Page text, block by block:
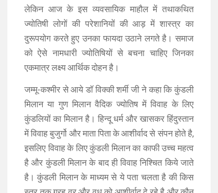
लेकिन आज के इस व्‍यवसायिक माहौल में तथाकथित
ज्‍योतिषी लोगों की परेशानियों की आड़ में शास्‍त्र का
दुरूपयोग करते हुए उनका फायदा उठाने लगते है। समाज
को ऐसे नामधारी ज्‍योतिषियों से बचना चाहिए जिनका
एकमात्र लक्ष्‍य आर्थिक दोहन है।
जम्मू-कश्मीर से आये डॉ विक्की शर्मी जी ने कहा कि कुंडली
मिलान या गुण मिलान वैदिक ज्योतिष में विवाह के लिए
कुंडलियों का मिलान है। हिन्दू धर्म और खासकर हिंदुस्तान
में विवाह बुजुर्गो और माता पिता के आशीर्वाद से संपन होते है,
इसलिए विवाह के लिए कुंडली मिलान का काफी उच्च महत्व
है और कुंडली मिलान के बाद ही विवाह निश्चित किये जाते
है। कुंडली मिलान के माध्यम से ये पता चलता है की किस